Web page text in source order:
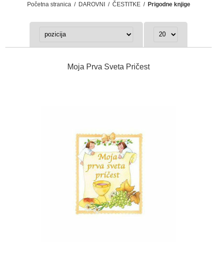
Početna stranica / DAROVNI / ČESTITKE / Prigodne knjige
Moja Prva Sveta Pričest